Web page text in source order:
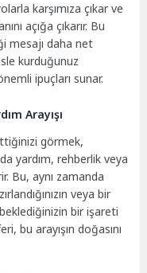
karşımıza çıkar ve
açığa çıkarır. Bu
mesajı daha net
kurduğunuz
ipuçları sunar.
Arayışı
görmek,
yardım, rehberlik veya
Bu, aynı zamanda
veya bir
bir işareti
bu arayışın doğasını